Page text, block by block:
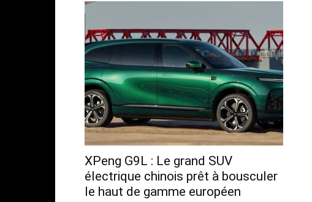
XPeng G9L : Le grand SUV
électrique chinois prêt à bousculer
le haut de gamme européen